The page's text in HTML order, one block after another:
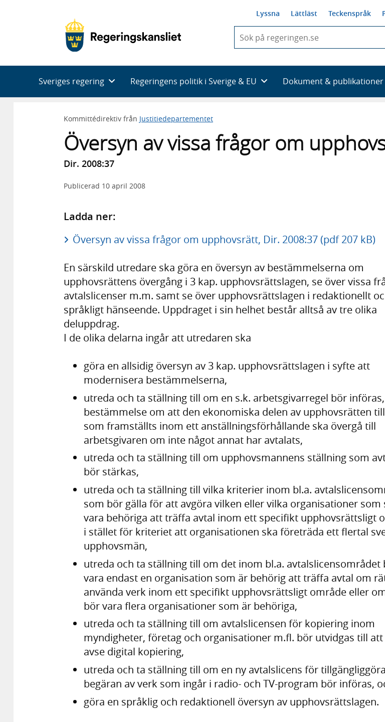
Lyssna Lättläst Teckenspråk
du
skriva
framträder
en
sökförslag
Sveriges regering Regeringens politik i Sverige & EU Dokument & publikationer
Kommittédirektiv från Justitiedepartementet
Översyn av vissa frågor om
Dir. 2008:37
Publicerad 10 april 2008
Ladda ner:
Översyn av vissa frågor om upphovsrätt, Dir. 2008:37 (pdf 207 kB)
En särskild utredare ska göra en översyn av bestämmelserna om
upphovsrättens övergång i 3 kap. upphovsrättslagen, se över vissa
avtalslicenser m.m. samt se över upphovsrättslagen i redaktionellt
språkligt hänseende. Uppdraget i sin helhet består alltså av tre olika
deluppdrag.
I de olika delarna ingår att utredaren ska
göra en allsidig översyn av 3 kap. upphovsrättslagen i syfte att
modernisera bestämmelserna,
utreda och ta ställning till om en s.k. arbetsgivarregel bör
bestämmelse om att den ekonomiska delen av upphovsrätten
som framställts inom ett anställningsförhållande ska övergå till
arbetsgivaren om inte något annat har avtalats,
utreda och ta ställning till om upphovsmannens ställning som
bör stärkas,
utreda och ta ställning till vilka kriterier inom bl.a.
som bör gälla för att avgöra vilken eller vilka organisationer som
vara behöriga att träffa avtal inom ett specifikt upphovsrättsligt
i stället för kriteriet att organisationen ska företräda ett flertal
upphovsmän,
utreda och ta ställning till om det inom bl.a. avtalslicensområdet
vara endast en organisation som är behörig att träffa avtal om
använda verk inom ett specifikt upphovsrättsligt område eller
bör vara flera organisationer som är behöriga,
utreda och ta ställning till om avtalslicensen för kopiering inom
myndigheter, företag och organisationer m.fl. bör utvidgas till att
avse digital kopiering,
utreda och ta ställning till om en ny avtalslicens för
begäran av verk som ingår i radio- och TV-program bör införas,
göra en språklig och redaktionell översyn av upphovsrättslagen.